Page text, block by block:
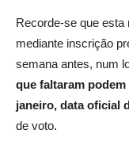
Recorde-se que esta
mediante inscrição
semana antes, num
que faltaram
janeiro, data oficial
de voto.